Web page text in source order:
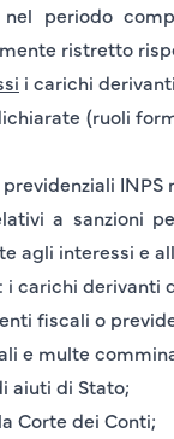
nel periodo
ristretto
i carichi
(ruoli
a sanzioni
agli interessi e
: i carichi derivanti
fiscali o
e multe
aiuti di Stato;
Corte dei Conti;